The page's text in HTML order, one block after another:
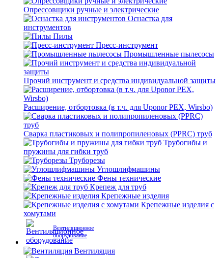
Опрессовщики ручные и электрические
Оснастка для
инструментов
Пилы
Пресс-инструмент
Промышленные пылесосы
Прочий инструмент и средства индивидуальной защиты
Расширение, отбортовка (в т.ч. для Uponor PEX, Wirsbo)
Сварка пластиковых и полипропиленовых (PPRC) труб
Трубогибы и
пружины для гибки труб
Труборезы
Углошлифмашины
Фены технические
Крепеж для труб
Крепежные изделия
Крепежные изделия с
хомутами
Вентиляционное
оборудование
Вентиляция